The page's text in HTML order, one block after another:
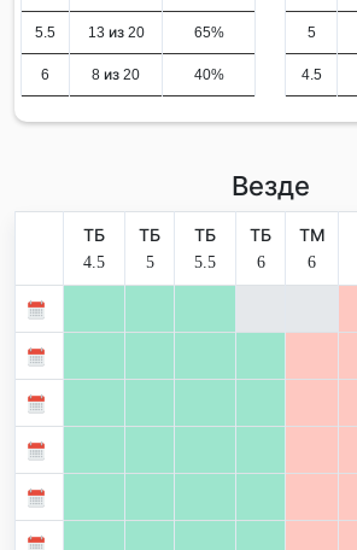
5.5 13 из 20 65%
6 8 из 20 40%
5
4.5
Везде
ТБ
4.5
ТБ
5
ТБ
5.5
ТБ
6
ТМ
6